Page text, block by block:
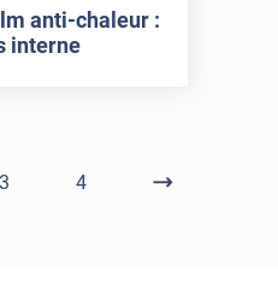
anti-chaleur :
interne
3 4